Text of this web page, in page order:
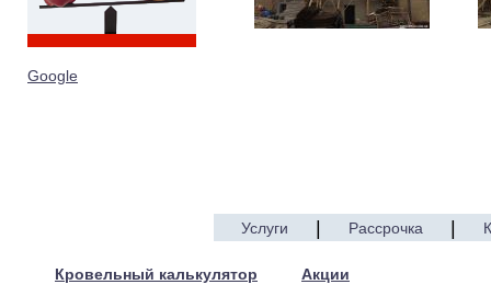
Google
Услуги Рассрочка
Кровельный калькулятор
Акции